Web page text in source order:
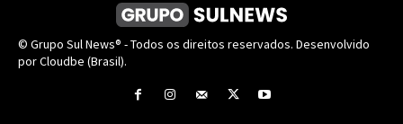
© Grupo Sul News® - Todos os direitos reservados. Desenvolvido
por Cloudbe (Brasil).